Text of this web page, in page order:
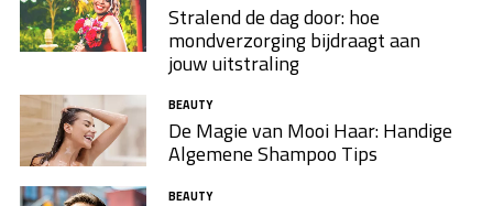
Stralend de dag door: hoe
mondverzorging bijdraagt aan
jouw uitstraling
BEAUTY
De Magie van Mooi Haar: Handige
Algemene Shampoo Tips
BEAUTY